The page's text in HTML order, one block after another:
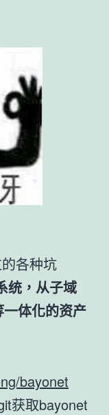
各种坑
统，从子域
体化的资产
bayonet
获取bayonet